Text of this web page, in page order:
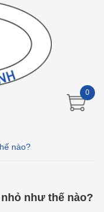
0
nào?
như thế nào?